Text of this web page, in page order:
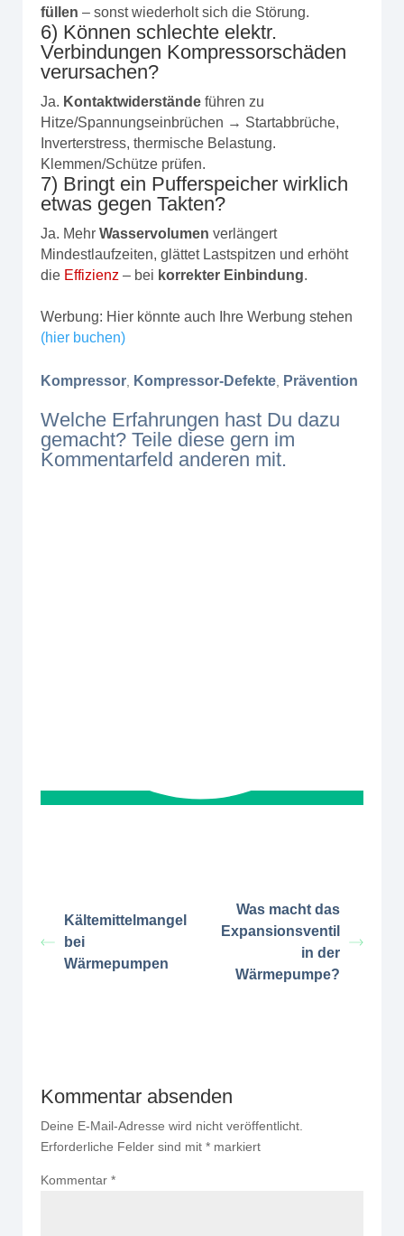
füllen – sonst wiederholt sich die Störung.
6) Können schlechte elektr.
Verbindungen Kompressorschäden
verursachen?
Ja. Kontaktwiderstände führen zu
Hitze/Spannungseinbrüchen → Startabbrüche,
Inverterstress, thermische Belastung.
Klemmen/Schütze prüfen.
7) Bringt ein Pufferspeicher wirklich
etwas gegen Takten?
Ja. Mehr Wasservolumen verlängert
Mindestlaufzeiten, glättet Lastspitzen und erhöht
die Effizienz – bei korrekter Einbindung.
Werbung: Hier könnte auch Ihre Werbung stehen
(hier buchen)
Kompressor Kompressor-Defekte Prävention
Welche Erfahrungen hast Du dazu
gemacht? Teile diese gern im
Kommentarfeld anderen mit.
Kältemittelmangel
bei
Wärmepumpen
Was macht das
Expansionsventil
in der
Wärmepumpe?
Kommentar absenden
Deine E-Mail-Adresse wird nicht veröffentlicht.
Erforderliche Felder sind mit * markiert
Kommentar *